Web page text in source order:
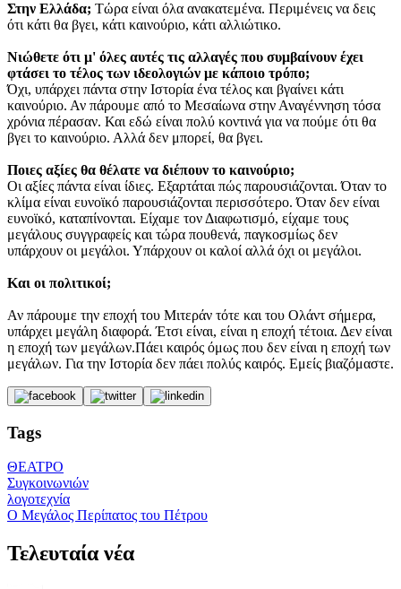
Στην Ελλάδα; Τώρα είναι όλα ανακατεμένα. Περιμένεις να δεις
ότι κάτι θα βγει, κάτι καινούριο, κάτι αλλιώτικο.
Νιώθετε ότι μ' όλες αυτές τις αλλαγές που συμβαίνουν έχει
φτάσει το τέλος των ιδεολογιών με κάποιο τρόπο;
Όχι, υπάρχει πάντα στην Ιστορία ένα τέλος και βγαίνει κάτι
καινούριο. Αν πάρουμε από το Μεσαίωνα στην Αναγέννηση τόσα
χρόνια πέρασαν. Και εδώ είναι πολύ κοντινά για να πούμε ότι θα
βγει το καινούριο. Αλλά δεν μπορεί, θα βγει.
Ποιες αξίες θα θέλατε να διέπουν το καινούριο;
Οι αξίες πάντα είναι ίδιες. Εξαρτάται πώς παρουσιάζονται. Όταν το
κλίμα είναι ευνοϊκό παρουσιάζονται περισσότερο. Όταν δεν είναι
ευνοϊκό, καταπίνονται. Είχαμε τον Διαφωτισμό, είχαμε τους
μεγάλους συγγραφείς και τώρα πουθενά, παγκοσμίως δεν
υπάρχουν οι μεγάλοι. Υπάρχουν οι καλοί αλλά όχι οι μεγάλοι.
Και οι πολιτικοί;
Αν πάρουμε την εποχή του Μιτεράν τότε και του Ολάντ σήμερα,
υπάρχει μεγάλη διαφορά. Έτσι είναι, είναι η εποχή τέτοια. Δεν είναι
η εποχή των μεγάλων.Πάει καιρός όμως που δεν είναι η εποχή των
μεγάλων. Για την Ιστορία δεν πάει πολύς καιρός. Εμείς βιαζόμαστε.
Tags
ΘΕΑΤΡΟ
Συγκοινωνιών
λογοτεχνία
Ο Μεγάλος Περίπατος του Πέτρου
Τελευταία νέα